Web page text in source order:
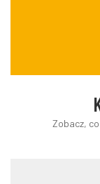
Zobacz,